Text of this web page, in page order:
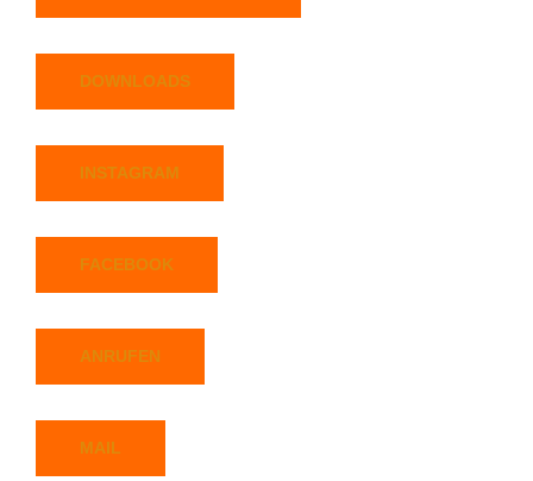
DOWNLOADS
INSTAGRAM
FACEBOOK
ANRUFEN
MAIL